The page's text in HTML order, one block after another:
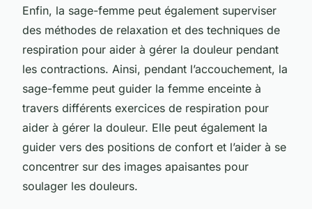
Enfin, la sage-femme peut également superviser
des méthodes de relaxation et des techniques de
respiration pour aider à gérer la douleur pendant
les contractions. Ainsi, pendant l’accouchement, la
sage-femme peut guider la femme enceinte à
travers différents exercices de respiration pour
aider à gérer la douleur. Elle peut également la
guider vers des positions de confort et l’aider à se
concentrer sur des images apaisantes pour
soulager les douleurs.